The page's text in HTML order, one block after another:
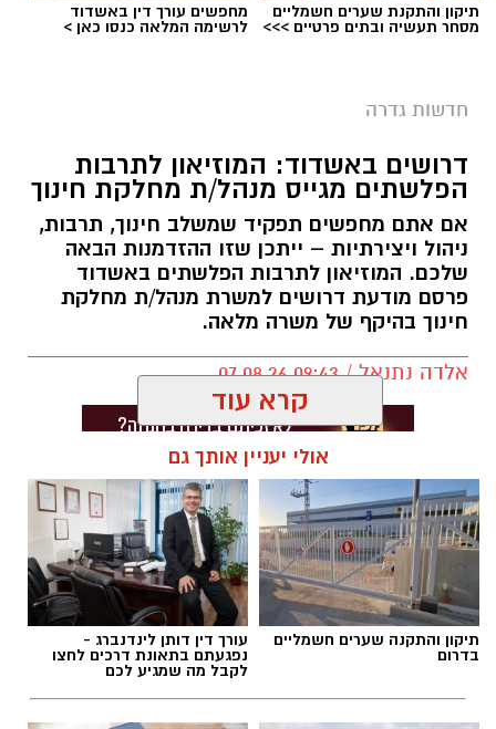
תיקון והתקנת שערים חשמליים
מסחר תעשיה ובתים פרטיים >>>
מחפשים עורך דין באשדוד
לרשימה המלאה כנסו כאן >
חדשות גדרה
דרושים באשדוד: המוזיאון לתרבות
הפלשתים מגייס מנהל/ת מחלקת חינוך
אם אתם מחפשים תפקיד שמשלב חינוך, תרבות,
ניהול ויצירתיות – ייתכן שזו ההזדמנות הבאה
שלכם. המוזיאון לתרבות הפלשתים באשדוד
פרסם מודעת דרושים למשרת מנהל/ת מחלקת
חינוך בהיקף של משרה מלאה.
אלדה נתנאל / 09:43 07.08.26
תגים:דרושים באשדוד
קרא עוד
אולי יעניין אותך גם
תיקון והתקנה שערים חשמליים
בדרום
עורך דין דותן לינדנברג -
נפגעתם בתאונת דרכים לחצו
לקבל מה שמגיע לכם